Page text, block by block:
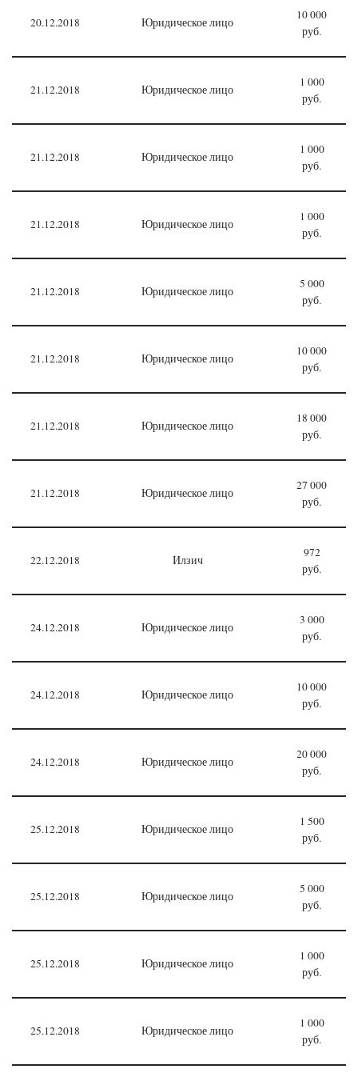
20.12.2018 Юридическое лицо
10 000
руб.
21.12.2018 Юридическое лицо
1 000
руб.
21.12.2018 Юридическое лицо
1 000
руб.
21.12.2018 Юридическое лицо
1 000
руб.
21.12.2018 Юридическое лицо
5 000
руб.
21.12.2018 Юридическое лицо
10 000
руб.
21.12.2018 Юридическое лицо
18 000
руб.
21.12.2018 Юридическое лицо
27 000
руб.
22.12.2018 Илзич
972
руб.
24.12.2018 Юридическое лицо
3 000
руб.
24.12.2018 Юридическое лицо
10 000
руб.
24.12.2018 Юридическое лицо
20 000
руб.
25.12.2018 Юридическое лицо
1 500
руб.
25.12.2018 Юридическое лицо
5 000
руб.
25.12.2018 Юридическое лицо
1 000
руб.
25.12.2018 Юридическое лицо
1 000
руб.